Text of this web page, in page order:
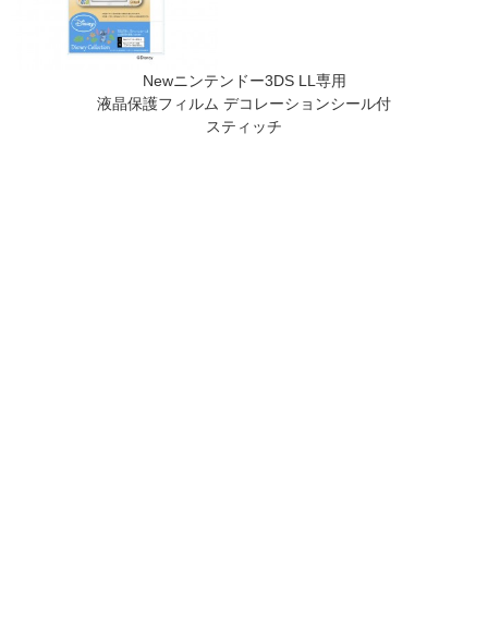
Newニンテンドー3DS LL専用
液晶保護フィルム デコレーションシール付
スティッチ